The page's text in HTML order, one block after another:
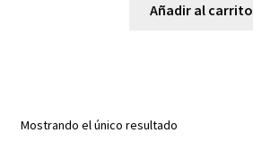
Añadir al carrito
Mostrando el único resultado